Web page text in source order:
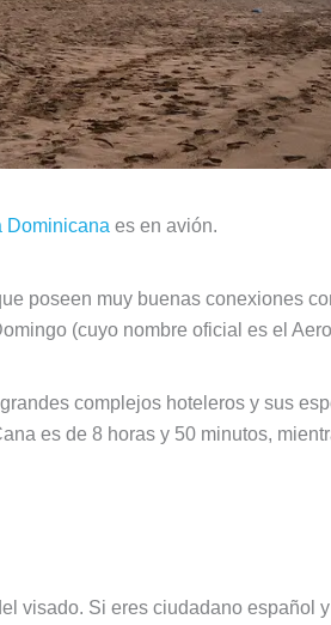
Dominicana es en avión.
poseen muy buenas conexiones
(cuyo nombre oficial es el
complejos hoteleros y sus
es de 8 horas y 50 minutos,
visado. Si eres ciudadano español